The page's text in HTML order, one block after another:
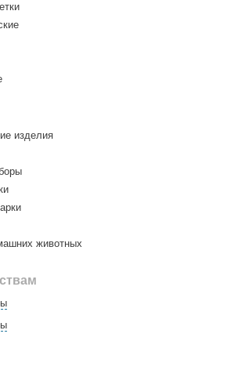
изделия
животных